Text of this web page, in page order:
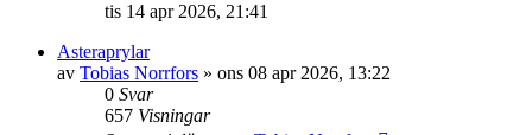
tis 14 apr 2026, 21:41
Asteraprylar
av Tobias Norrfors » ons 08 apr 2026, 13:22
0 Svar
657 Visningar